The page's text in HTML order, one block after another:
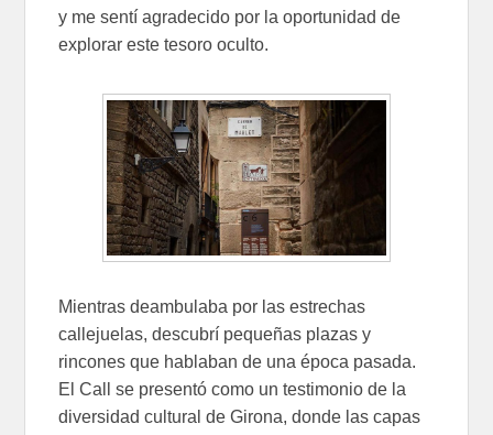
y me sentí agradecido por la oportunidad de
explorar este tesoro oculto.
Mientras deambulaba por las estrechas
callejuelas, descubrí pequeñas plazas y
rincones que hablaban de una época pasada.
El Call se presentó como un testimonio de la
diversidad cultural de Girona, donde las capas